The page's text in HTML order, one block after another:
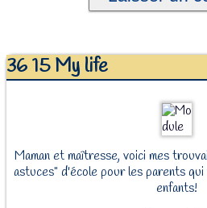
36 15 My life
Maman et maîtresse, voici mes
astuces" d'école pour les parents
enfants!